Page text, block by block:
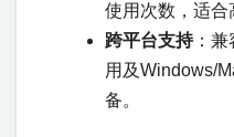
使用次数，适合
跨平台支持：兼
用及Windows/
备。